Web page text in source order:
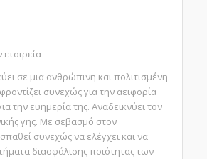
εταιρεία
σε μια ανθρώπινη και πολιτισμένη
συνεχώς για την αειφορία
την ευημερία της. Αναδεικνύει τον
γης. Με σεβασμό στον
συνεχώς να ελέγχει και να
διασφάλισης ποιότητας των